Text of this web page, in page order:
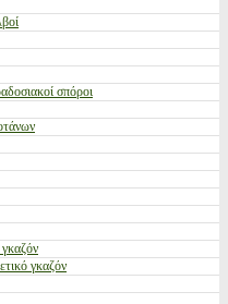
σπόροι
γκαζόν